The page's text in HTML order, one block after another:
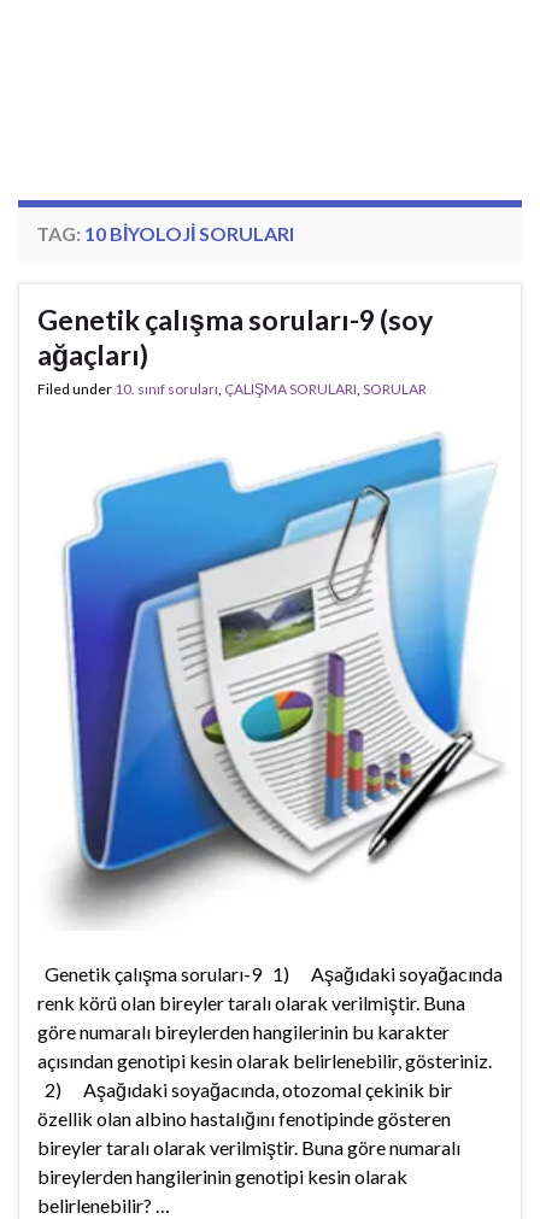
TAG: 10 BIYOLOJI SORULARI
Genetik çalışma soruları-9 (soy
ağaçları)
Filed under 10. sınıf soruları, ÇALIŞMA SORULARI, SORULAR
Genetik çalışma soruları-9 1) Aşağıdaki soyağacında
renk körü olan bireyler taralı olarak verilmiştir. Buna
göre numaralı bireylerden hangilerinin bu karakter
açısından genotipi kesin olarak belirlenebilir, gösteriniz.
2) Aşağıdaki soyağacında, otozomal çekinik bir
özellik olan albino hastalığını fenotipinde gösteren
bireyler taralı olarak verilmiştir. Buna göre numaralı
bireylerden hangilerinin genotipi kesin olarak
belirlenebilir? …